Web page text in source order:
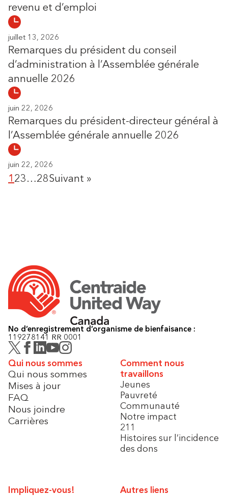
revenu et d’emploi
juillet 13, 2026
Remarques du président du conseil
d’administration à l’Assemblée générale
annuelle 2026
juin 22, 2026
Remarques du président-directeur général à
l’Assemblée générale annuelle 2026
juin 22, 2026
1 23…28Suivant »
No d’enregistrement d’organisme de bienfaisance :
119278141 RR 0001
Qui nous sommes
Qui nous sommes
Mises à jour
FAQ
Nous joindre
Carrières
Comment nous
travaillons
Jeunes
Pauvreté
Communauté
Notre impact
211
Histoires sur l’incidence
des dons
Impliquez-vous!
Autres liens